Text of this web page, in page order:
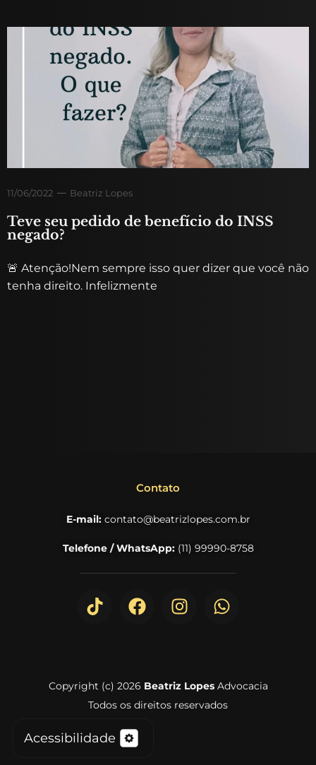
Acessibilidade
11/06/2022 Beatriz Lopes
Teve seu pedido de benefício do INSS
negado?
🚨 Atenção!Nem sempre isso quer dizer que você não
tenha direito. Infelizmente
Copyright (c) 2026 Beatriz LopesAdvocacia
Todos os direitos reservados
Contato
E-mail: contato@beatrizlopes.com.br
Telefone / WhatsApp: (11) 99990-8758